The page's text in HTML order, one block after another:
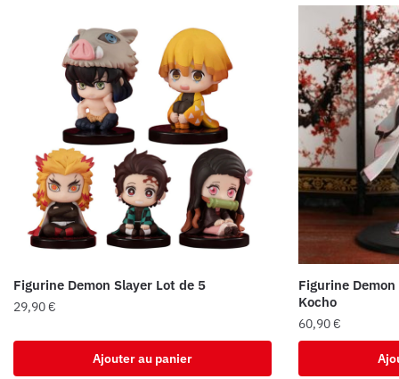
Figurine Demon Slayer Lot de 5
29,90€
Ajouter au panier
Figurine
Kocho
60,90€